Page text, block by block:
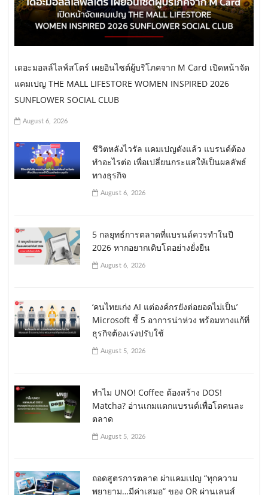
เดอะมอลล์ไลฟ์สโตร์ เผยอินไซต์ผู้บริโภคจาก M Card เปิดหน้าจัด
แคมเปญ THE MALL LIFESTORE WOMEN INSPIRED 2026
SUNFLOWER SOCIAL CLUB
August 6, 2026
ชีวิตหลังไวรัล แคมเปญดังแล้ว แบรนด์ต้อง
ทำอะไรต่อ เพื่อเปลี่ยนกระแสให้เป็นผลลัพธ์
ทางธุรกิจ
August 6, 2026
5 กลยุทธ์การตลาดที่แบรนด์ควรทำในปี
2026 หากอยากเติบโตอย่างยั่งยืน
August 6, 2026
‘คนไทยเก่ง AI แต่องค์กรยังต่อยอดไม่เป็น’
Microsoft ชี้ 5 อาการน่าห่วง พร้อมทางแก้ที่
ธุรกิจต้องเร่งปรับใช้
August 5, 2026
ทำไม UNO! Coffee ต้องสร้าง DOS!
Matcha? อ่านเกมแตกแบรนด์เพื่อโตคนละ
ตลาด
August 5, 2026
ถอดสูตรการตลาด ผ่าแคมเปญ “ทุกความ
พยายาม…มีค่าเสมอ” ของ OR ผ่านเลนส์